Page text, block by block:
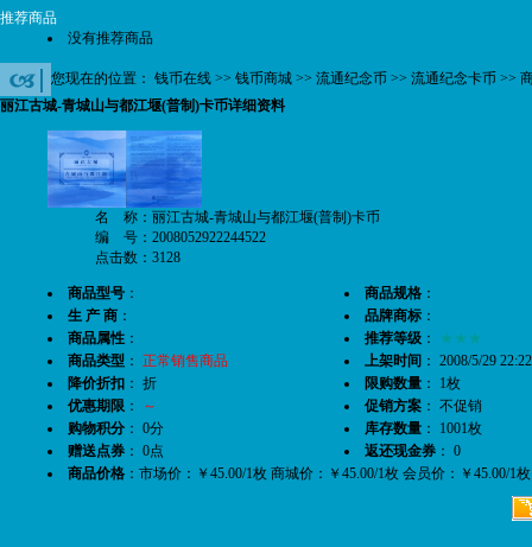
推荐商品
没有推荐商品
您现在的位置： 钱币在线 >> 钱币商城 >> 流通纪念币 >> 流通纪念卡币 >>
丽江古城-青城山与都江堰(普制)卡币详细资料
名 称：丽江古城-青城山与都江堰(普制)卡币
编 号：2008052922244522
点击数：3128
商品型号 ：
生 产 商 ：
商品属性 ：
商品类型 ： 正常销售商品
降价折扣 ： 折
优惠期限 ：
～
购物积分 ： 0分
赠送点券 ： 0点
商品规格 ：
品牌商标 ：
推荐等级 ：
★★★
上架时间 ： 2008/5/29
限购数量 ： 1枚
促销方案 ： 不促销
库存数量 ： 1001枚
返还现金券 ： 0
商品价格 ：市场价：￥45.00/1枚 商城价：￥45.00/1枚 会员价：￥45.00/1